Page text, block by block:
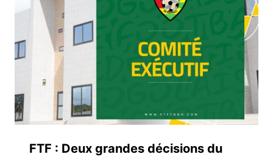
FTF : Deux grandes décisions du